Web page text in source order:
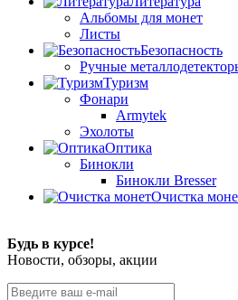
Альбомы для монет
Листы
Безопасность
Ручные
Туризм
Фонари
Armytek
Эхолоты
Оптика
Бинокли
Бинокли Bresser
Очистка
Будь в курсе!
Новости, обзоры, акции